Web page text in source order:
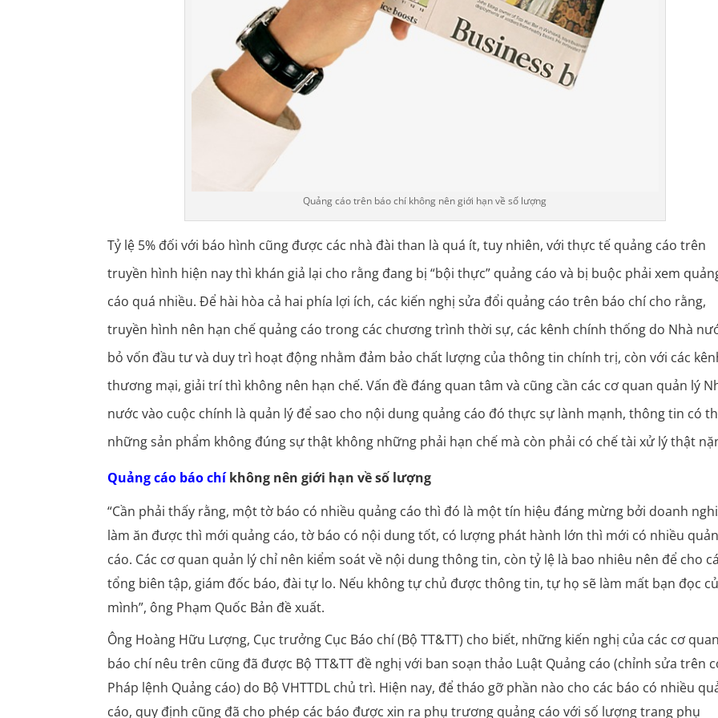
Quảng cáo trên báo chí không nên giới hạn về số lượng
Tỷ lệ 5% đối với báo hình cũng được các nhà đài than là quá ít, tuy nhiên, với thực tế quảng cáo trên
truyền hình hiện nay thì khán giả lại cho rằng đang bị “bội thực” quảng cáo và bị buộc phải xem
cáo quá nhiều. Để hài hòa cả hai phía lợi ích, các kiến nghị sửa đổi quảng cáo trên báo chí cho rằng,
truyền hình nên hạn chế quảng cáo trong các chương trình thời sự, các kênh chính thống do Nhà
bỏ vốn đầu tư và duy trì hoạt động nhằm đảm bảo chất lượng của thông tin chính trị, còn với các
thương mại, giải trí thì không nên hạn chế. Vấn đề đáng quan tâm và cũng cần các cơ quan quản lý
nước vào cuộc chính là quản lý để sao cho nội dung quảng cáo đó thực sự lành mạnh, thông tin có
những sản phẩm không đúng sự thật không những phải hạn chế mà còn phải có chế tài xử lý thật
Quảng cáo báo chíkhông nên giới hạn về số lượng
“Cần phải thấy rằng, một tờ báo có nhiều quảng cáo thì đó là một tín hiệu đáng mừng bởi doanh
làm ăn được thì mới quảng cáo, tờ báo có nội dung tốt, có lượng phát hành lớn thì mới có nhiều
cáo. Các cơ quan quản lý chỉ nên kiểm soát về nội dung thông tin, còn tỷ lệ là bao nhiêu nên để cho
tổng biên tập, giám đốc báo, đài tự lo. Nếu không tự chủ được thông tin, tự họ sẽ làm mất bạn đọc
mình”, ông Phạm Quốc Bản đề xuất.
Ông Hoàng Hữu Lượng, Cục trưởng Cục Báo chí (Bộ TT&TT) cho biết, những kiến nghị của các cơ quan
báo chí nêu trên cũng đã được Bộ TT&TT đề nghị với ban soạn thảo Luật Quảng cáo (chỉnh sửa trên
Pháp lệnh Quảng cáo) do Bộ VHTTDL chủ trì. Hiện nay, để tháo gỡ phần nào cho các báo có nhiều
cáo, quy định cũng đã cho phép các báo được xin ra phụ trương quảng cáo với số lượng trang phụ